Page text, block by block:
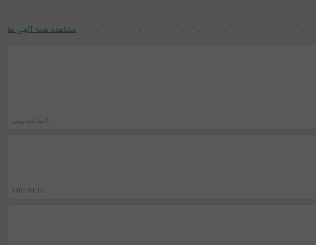
مشاهده همه آگهی ها
9 ساعت پیش
1405/04/16